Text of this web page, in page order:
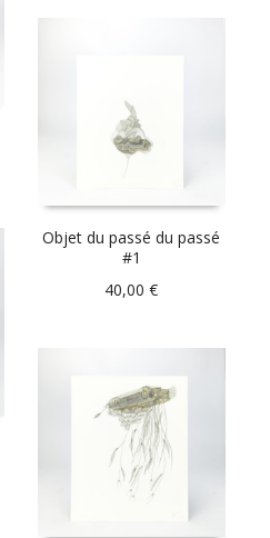
Objet du passé du passé
#1
40,00€